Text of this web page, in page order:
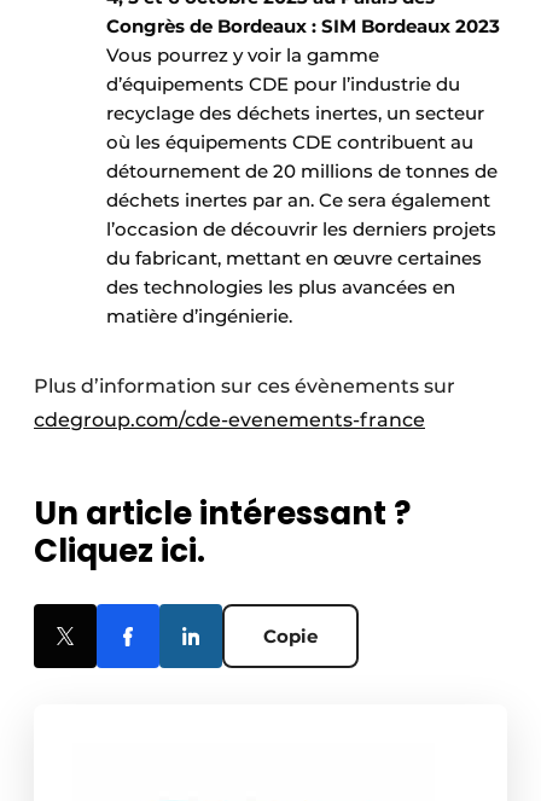
Congrès de Bordeaux : SIM Bordeaux 2023
Vous pourrez y voir la gamme
d’équipements CDE pour l’industrie du
recyclage des déchets inertes, un secteur
où les équipements CDE contribuent au
détournement de 20 millions de tonnes de
déchets inertes par an. Ce sera également
l’occasion de découvrir les derniers projets
du fabricant, mettant en œuvre certaines
des technologies les plus avancées en
matière d’ingénierie.
Plus d’information sur ces évènements sur
cdegroup.com/cde-evenements-france
Un article intéressant ?
Cliquez ici.
Copie